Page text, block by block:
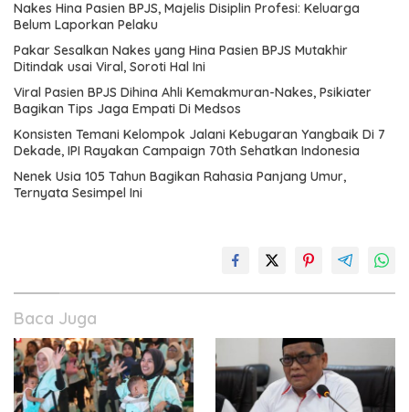
Nakes Hina Pasien BPJS, Majelis Disiplin Profesi: Keluarga
Belum Laporkan Pelaku
Pakar Sesalkan Nakes yang Hina Pasien BPJS Mutakhir
Ditindak usai Viral, Soroti Hal Ini
Viral Pasien BPJS Dihina Ahli Kemakmuran-Nakes, Psikiater
Bagikan Tips Jaga Empati Di Medsos
Konsisten Temani Kelompok Jalani Kebugaran Yangbaik Di 7
Dekade, IPI Rayakan Campaign 70th Sehatkan Indonesia
Nenek Usia 105 Tahun Bagikan Rahasia Panjang Umur,
Ternyata Sesimpel Ini
Baca Juga